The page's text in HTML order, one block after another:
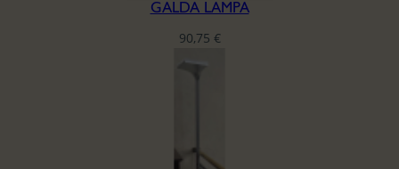
GALDA LAMPA
90,75 €